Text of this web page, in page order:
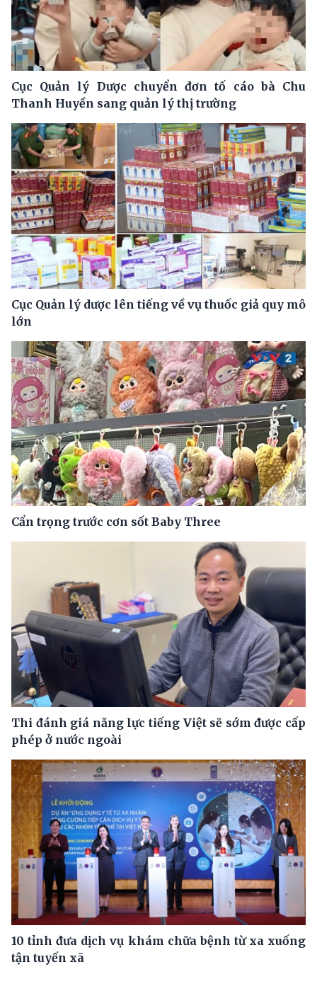
Cục Quản lý Dược chuyển đơn tố cáo bà Chu
Thanh Huyền sang quản lý thị trường
Cục Quản lý dược lên tiếng về vụ thuốc giả quy mô
lớn
Cẩn trọng trước cơn sốt Baby Three
Thi đánh giá năng lực tiếng Việt sẽ sớm được cấp
phép ở nước ngoài
10 tỉnh đưa dịch vụ khám chữa bệnh từ xa xuống
tận tuyến xã